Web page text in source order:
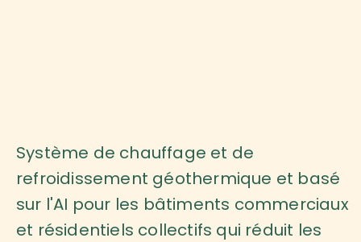
Système de chauffage et de
refroidissement géothermique et basé
sur l'AI pour les bâtiments commerciaux
et résidentiels collectifs qui réduit les